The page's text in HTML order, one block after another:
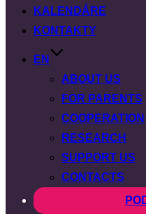
KALENDÁRE
KONTAKTY
EN
ABOUT US
FOR PARENTS
COOPERATION
RESEARCH
SUPPORT US
CONTACTS